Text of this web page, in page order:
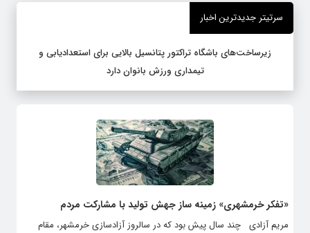
سرتیتر جدیدترین اخبار
زیرساخت‌های باشگاه تراکتور پتانسیل بالایی برای استعدادیابی و
تیمداری ورزش بانوان دارد
«تفکر خرمشهری» زمینه ساز جهش تولید با مشارکت مردم
مریم آزادی چند سال پیش بود که در سالروز آزادسازی خرمشهر، مقام